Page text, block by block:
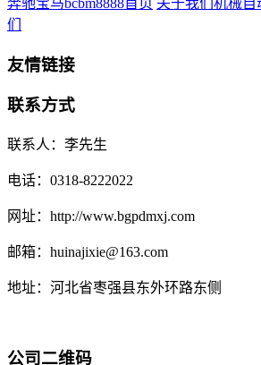
奔驰宝马bcbm8888首页 关于我们 机械自
们
友情链接
联系方式
联系人：李先生
电话：0318-8222022
网址：http://www.bgpdmxj.com
邮箱：huinajixie@163.com
地址：河北省枣强县东外环路东侧
公司二维码